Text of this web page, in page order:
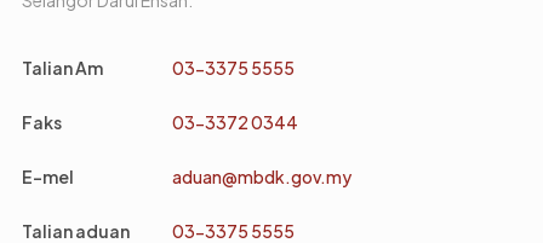
Talian Am 03-3375 5555
Faks 03-3372 0344
E-mel aduan@mbdk.gov.my
Talian aduan 03-3375 5555